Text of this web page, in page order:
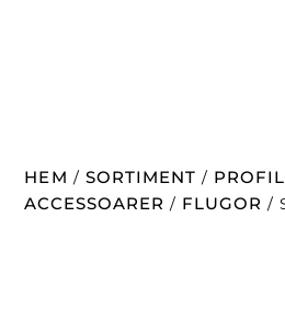
HEM / SORTIMENT /
ACCESSOARER / FLUGOR /